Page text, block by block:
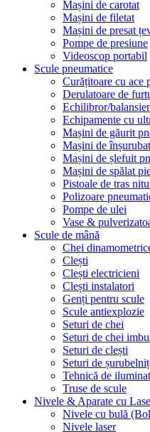
Mașini de carotat
Mașini de filetat
Mașini de presat
Pompe de presiune
Videoscop portabil
Scule pneumatice
Curățitoare cu ace
Derulatoare de
Echilibror/
Echipamente cu
Mașini de găurit
Mașini de înșurubat
Mașini de șlefuit
Mașini de spălat
Pistoale de tras
Polizoare
Pompe de ulei
Vase &
Scule de mână
Chei
Clești
Clești electricieni
Clești instalatori
Genți pentru scule
Scule antiexplozie
Seturi de chei
Seturi de chei
Seturi de clești
Seturi de
Tehnică de iluminat
Truse de scule
Nivele & Aparate cu
Nivele cu bulă
Nivele laser